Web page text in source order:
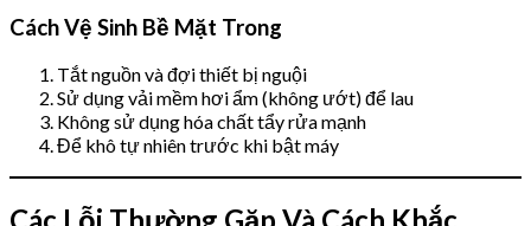
Cách Vệ Sinh Bề Mặt Trong
Tắt nguồn và đợi thiết bị nguội
Sử dụng vải mềm hơi ẩm (không ướt) để lau
Không sử dụng hóa chất tẩy rửa mạnh
Để khô tự nhiên trước khi bật máy